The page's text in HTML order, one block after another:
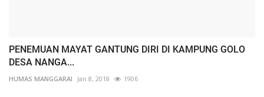
PENEMUAN MAYAT GANTUNG DIRI DI KAMPUNG GOLO
DESA NANGA...
HUMAS MANGGARAI Jan 8, 2018 1906